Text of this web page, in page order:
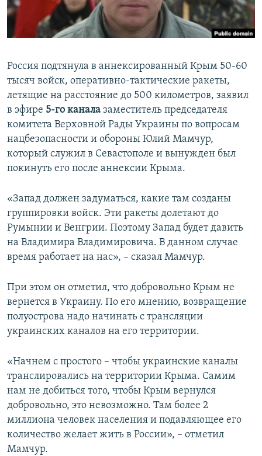
ПОБЕДИТЕЛЕЙ НЕ СУДЯТ?
КРЫМ.НЕПОКОРЕННЫЙ
УКРАИНСКАЯ ПРОБЛЕМА КРЫМА
ПРИСОЕДИНЯЙТЕСЬ!
Все сайты RFE/RL
Россия подтянула в аннексированный Крым 50-60
тысяч войск, оперативно-тактические ракеты,
летящие на расстояние до 500 километров, заявил
в эфире 5-го канала заместитель председателя
комитета Верховной Рады Украины по вопросам
нацбезопасности и обороны Юлий Мамчур,
который служил в Севастополе и вынужден был
покинуть его после аннексии Крыма.
«Запад должен задуматься, какие там созданы
группировки войск. Эти ракеты долетают до
Румынии и Венгрии. Поэтому Запад будет давить
на Владимира Владимировича. В данном случае
время работает на нас», – сказал Мамчур.
При этом он отметил, что добровольно Крым не
вернется в Украину. По его мнению, возвращение
полуострова надо начинать с трансляции
украинских каналов на его территории.
«Начнем с простого – чтобы украинские каналы
транслировались на территории Крыма. Самим
нам не добиться того, чтобы Крым вернулся
добровольно, это невозможно. Там более 2
миллиона человек населения и подавляющее его
количество желает жить в России», – отметил
Мамчур.